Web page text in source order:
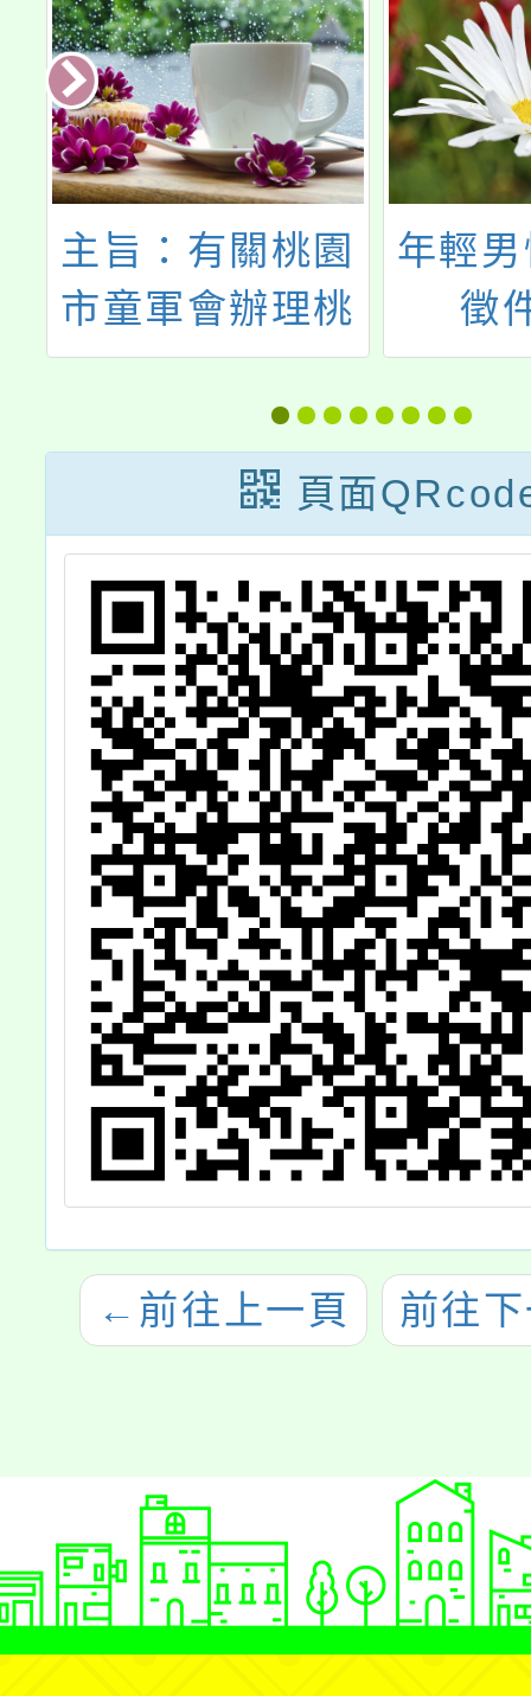
主旨：有關桃園
市童軍會辦理桃
園市114年童軍
技能研習營活
動，請鼓勵所屬
踴躍報名參加，
請查照。
年輕
徵
頁面
← 前往上一頁 前往